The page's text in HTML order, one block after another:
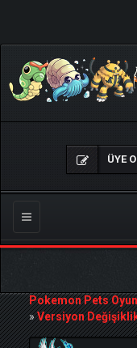
ÜYE
Gezinmeyi
Değiştir
Pokemon Pets
»Versiyon